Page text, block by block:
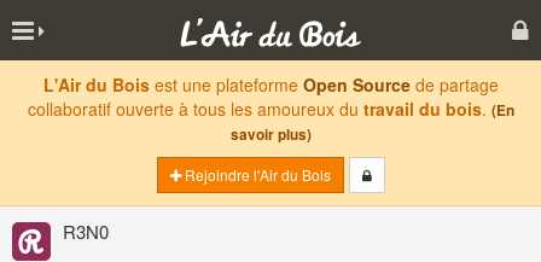
L'Air du Boisest une plateforme Open Sourcede partage
collaboratif ouverte à tous les amoureux du travail du bois. (En
savoir plus)
Rejoindre l'Air du Bois
R3N0